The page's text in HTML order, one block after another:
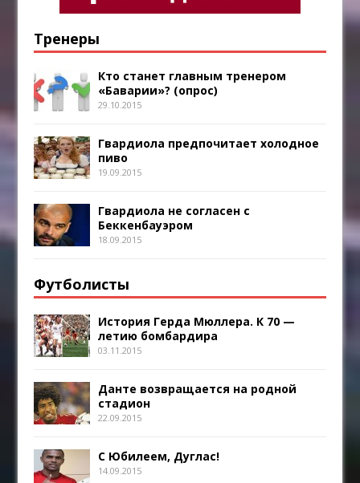
Тренеры
Кто станет главным тренером
«Баварии»? (опрос)
29.10.2015
Гвардиола предпочитает холодное
пиво
19.09.2015
Гвардиола не согласен с
Беккенбауэром
18.09.2015
Футболисты
История Герда Мюллера. К 70 —
летию бомбардира
03.11.2015
Данте возвращается на родной
стадион
22.09.2015
С Юбилеем, Дуглас!
14.09.2015